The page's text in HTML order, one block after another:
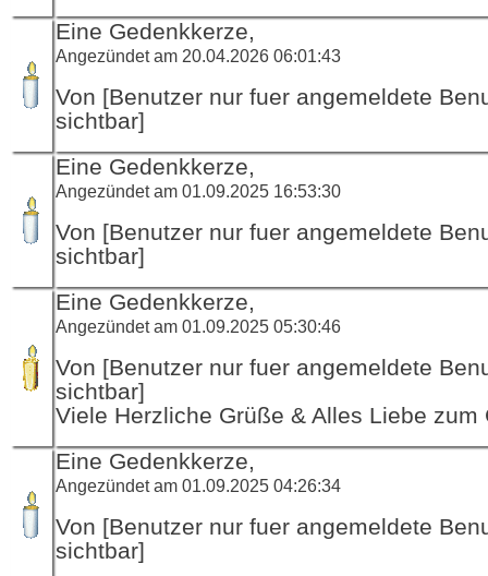
Eine Gedenkkerze,
Angezündet am 20.04.2026 06:01:43
Von [Benutzer nur fuer angemeldete
sichtbar]
Eine Gedenkkerze,
Angezündet am 01.09.2025 16:53:30
Von [Benutzer nur fuer angemeldete
sichtbar]
Eine Gedenkkerze,
Angezündet am 01.09.2025 05:30:46
Von [Benutzer nur fuer angemeldete
sichtbar]
Viele Herzliche Grüße & Alles Liebe zum
Eine Gedenkkerze,
Angezündet am 01.09.2025 04:26:34
Von [Benutzer nur fuer angemeldete
sichtbar]